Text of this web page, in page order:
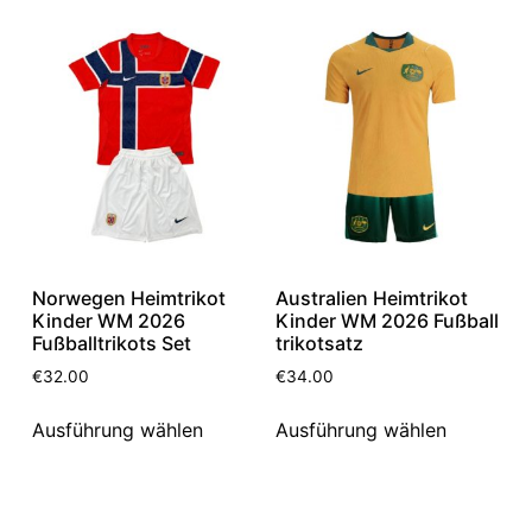
Norwegen Heimtrikot
Kinder WM 2026
Fußballtrikots Set
€32.00
Ausführung wählen
Australien Heimtrikot
Kinder WM 2026 Fußball
trikotsatz
€34.00
Ausführung wählen